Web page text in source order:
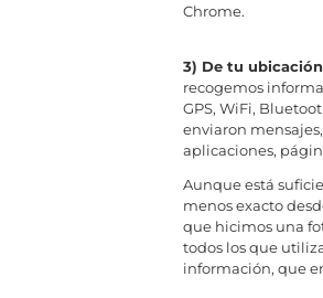
Chrome.
3) De tu ubicación
recogemos
GPS, WiFi,
enviaron
aplicaciones,
Aunque está
menos exacto
que hicimos una
todos los que
información, que